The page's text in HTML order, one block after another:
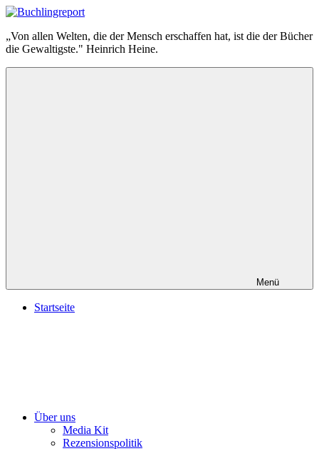
Zum
springen
Buchlingreport
„Von allen Welten, die der Mensch erschaffen hat, ist die der Bücher
die Gewaltigste." Heinrich Heine.
Menü
Startseite
Über uns
Media Kit
Rezensionspolitik